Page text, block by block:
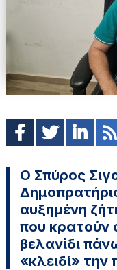
Ο Σπύρος
αυξημένη
που κρατούν
βελανίδι
«κλειδί» την